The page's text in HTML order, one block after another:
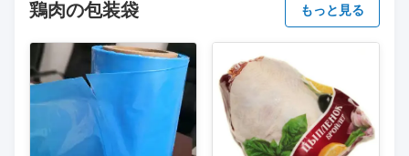
鶏肉の包装袋 もっと見る